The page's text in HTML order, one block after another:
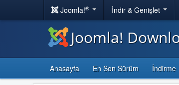
Joomla!® İndir & Genişlet
Joomla!
Anasayfa En Son Sürüm İndirme